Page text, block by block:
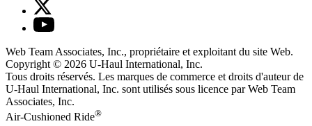
Web Team Associates, Inc., propriétaire et exploitant du site Web.
Copyright © 2026 U-Haul International, Inc.
Tous droits réservés. Les marques de commerce et droits d'auteur de
U-Haul International, Inc. sont utilisés sous licence par Web Team
Associates, Inc.
Air-Cushioned Ride®